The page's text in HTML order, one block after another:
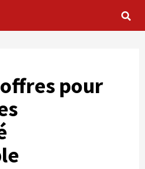
pour